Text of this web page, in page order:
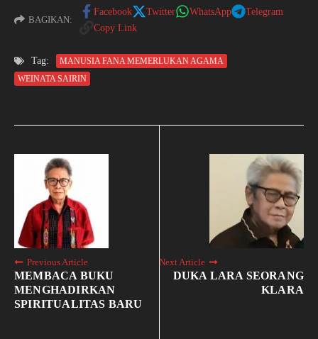
BAGIKAN:
Facebook Twitter WhatsApp
Telegram
Copy Link
Tag:
MANUSIA FANA MEMERLUKAN AGAMA
WEINATA SAIRIN
Previous Article
MEMBACA BUKU
MENGHADIRKAN
SPIRITUALITAS BARU
Next Article
DUKA LARA SEORANG
KLARA